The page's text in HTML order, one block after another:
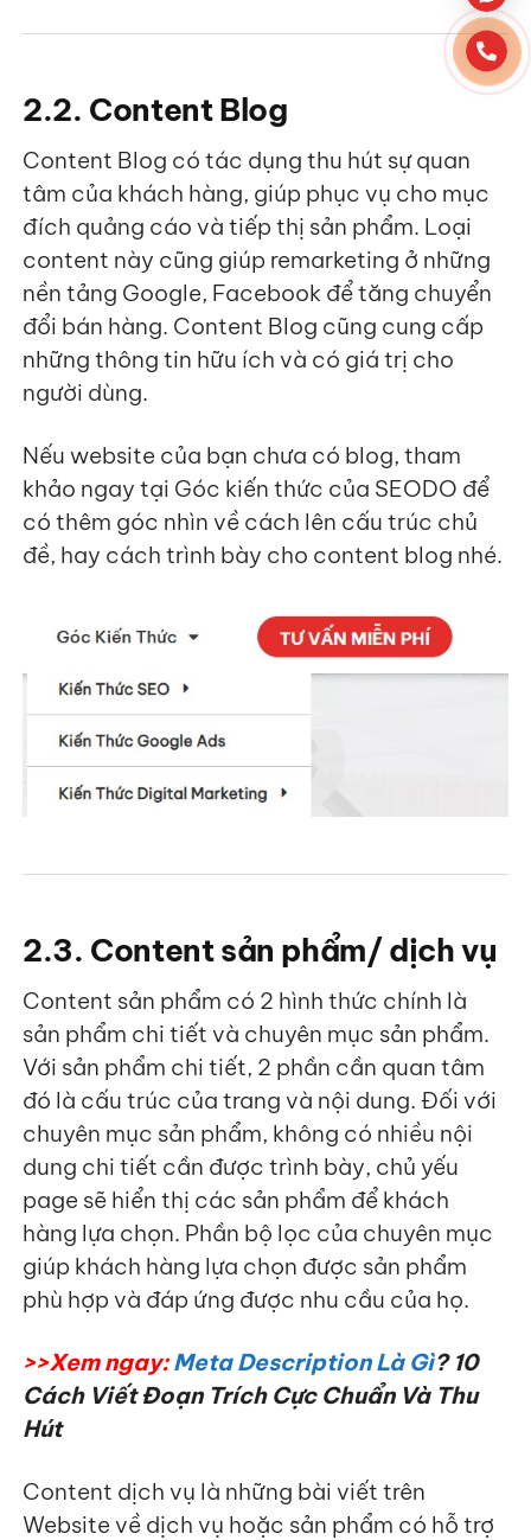
2.2. Content Blog
Content Blog có tác dụng thu hút sự quan
tâm của khách hàng, giúp phục vụ cho mục
đích quảng cáo và tiếp thị sản phẩm. Loại
content này cũng giúp remarketing ở những
nền tảng Google, Facebook để tăng chuyển
đổi bán hàng. Content Blog cũng cung cấp
những thông tin hữu ích và có giá trị cho
người dùng.
Nếu website của bạn chưa có blog, tham
khảo ngay tại Góc kiến thức của SEODO để
có thêm góc nhìn về cách lên cấu trúc chủ
đề, hay cách trình bày cho content blog nhé.
2.3. Content sản phẩm/ dịch vụ
Content sản phẩm có 2 hình thức chính là
sản phẩm chi tiết và chuyên mục sản phẩm.
Với sản phẩm chi tiết, 2 phần cần quan tâm
đó là cấu trúc của trang và nội dung. Đối với
chuyên mục sản phẩm, không có nhiều nội
dung chi tiết cần được trình bày, chủ yếu
page sẽ hiển thị các sản phẩm để khách
hàng lựa chọn. Phần bộ lọc của chuyên mục
giúp khách hàng lựa chọn được sản phẩm
phù hợp và đáp ứng được nhu cầu của họ.
>>Xem ngay: Meta Description Là Gì? 10
Cách Viết Đoạn Trích Cực Chuẩn Và Thu
Hút
Content dịch vụ là những bài viết trên
Website về dịch vụ hoặc sản phẩm có hỗ trợ